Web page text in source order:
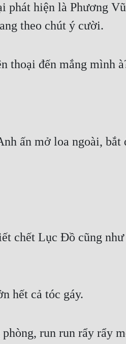
phát hiện là Phương
theo chút ý cười.
thoại đến mắng mình
ấn mở loa ngoài,
chết Lục Đồ cũng
hết cả tóc gáy.
run run rẩy rẩy